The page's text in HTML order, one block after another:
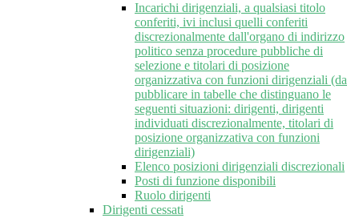
Incarichi dirigenziali, a qualsiasi titolo
conferiti, ivi inclusi quelli conferiti
discrezionalmente dall'organo di indirizzo
politico senza procedure pubbliche di
selezione e titolari di posizione
organizzativa con funzioni dirigenziali (da
pubblicare in tabelle che distinguano le
seguenti situazioni: dirigenti, dirigenti
individuati discrezionalmente, titolari di
posizione organizzativa con funzioni
dirigenziali)
Elenco posizioni dirigenziali discrezionali
Posti di funzione disponibili
Ruolo dirigenti
Dirigenti cessati